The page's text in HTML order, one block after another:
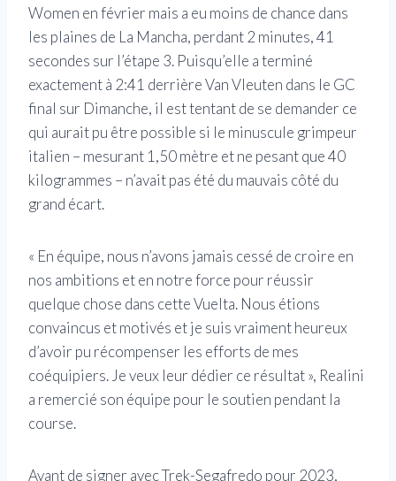
Women en février mais a eu moins de chance dans
les plaines de La Mancha, perdant 2 minutes, 41
secondes sur l’étape 3. Puisqu’elle a terminé
exactement à 2:41 derrière Van Vleuten dans le GC
final sur Dimanche, il est tentant de se demander ce
qui aurait pu être possible si le minuscule grimpeur
italien – mesurant 1,50 mètre et ne pesant que 40
kilogrammes – n’avait pas été du mauvais côté du
grand écart.
« En équipe, nous n’avons jamais cessé de croire en
nos ambitions et en notre force pour réussir
quelque chose dans cette Vuelta. Nous étions
convaincus et motivés et je suis vraiment heureux
d’avoir pu récompenser les efforts de mes
coéquipiers. Je veux leur dédier ce résultat », Realini
a remercié son équipe pour le soutien pendant la
course.
Avant de signer avec Trek-Segafredo pour 2023,